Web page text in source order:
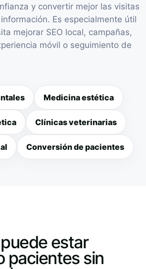
y convertir mejor las visitas
Es especialmente útil
mejorar SEO local, campañas,
móvil o seguimiento de
Medicina estética
Clínicas veterinarias
Conversión de pacientes
estar
pacientes sin